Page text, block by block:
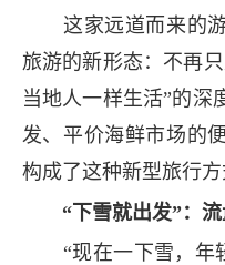
这家远道而来的游
旅游的新形态：不再
当地人一样生活”的深
发、平价海鲜市场的
构成了这种新型旅行方
“下雪就出发”：
“现在一下雪，年轻